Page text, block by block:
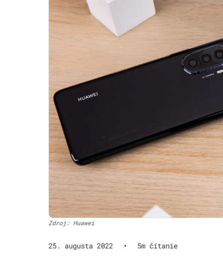
Zdroj: Huawei
25. augusta 2022 • 5m čítanie